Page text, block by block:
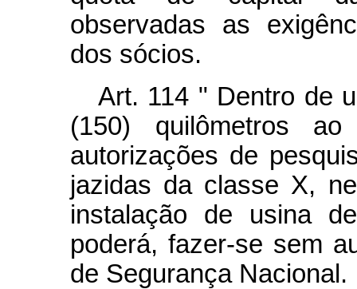
observadas as
dos sócios.
Art. 114 " Dentro de
(150) quilômetros
autorizações de
jazidas da classe X,
instalação de usina
poderá, fazer-se sem
de Segurança Nacional.